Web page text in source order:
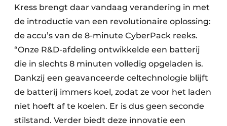
Kress brengt daar vandaag verandering in met
de introductie van een revolutionaire oplossing:
de accu’s van de 8-minute CyberPack reeks.
“Onze R&D-afdeling ontwikkelde een batterij
die in slechts 8 minuten volledig opgeladen is.
Dankzij een geavanceerde celtechnologie blijft
de batterij immers koel, zodat ze voor het laden
niet hoeft af te koelen. Er is dus geen seconde
stilstand. Verder biedt deze innovatie een